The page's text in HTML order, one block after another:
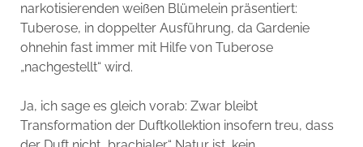
narkotisierenden weißen Blümelein präsentiert:
Tuberose, in doppelter Ausführung, da Gardenie
ohnehin fast immer mit Hilfe von Tuberose
„nachgestellt“ wird.
Ja, ich sage es gleich vorab: Zwar bleibt
Transformation der Duftkollektion insofern treu, dass